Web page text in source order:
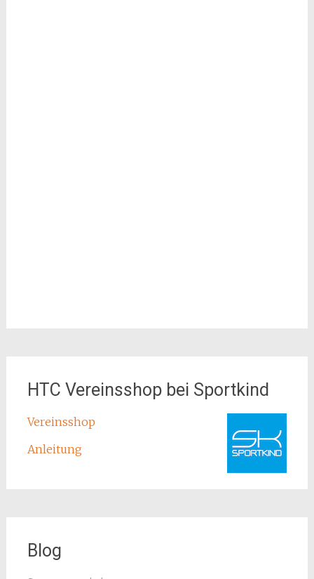
HTC Vereinsshop bei Sportkind
Vereinsshop
Anleitung
Blog